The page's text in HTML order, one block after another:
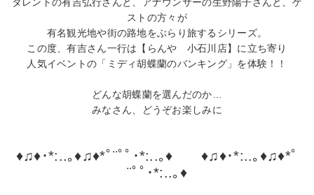
ストの方々が
有名観光地や街の路地をぶらり旅するシリーズ。
この度、有吉さん一行は【らんや 小石川店】に立ち寄り
人気イベントの「ミディ胡蝶蘭のバンキング」を体験！！
どんな胡蝶蘭を選んだのか…
みなさん、どうぞお楽しみに
♦♫♦･*:..｡♦♫♦*ﾟ¨ﾟﾟ･*:..｡♦ ♦♫♦･*:..｡♦♫♦*ﾟ
¨ﾟﾟ･*:..｡♦